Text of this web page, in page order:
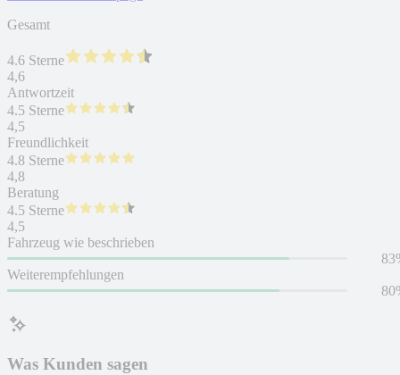
Was Kunden sagen
Gesamt
4.6 Sterne
4,6
Antwortzeit
4.5 Sterne
4,5
Freundlichkeit
4.8 Sterne
4,8
Beratung
4.5 Sterne
4,5
Fahrzeug wie beschrieben
Weiterempfehlungen